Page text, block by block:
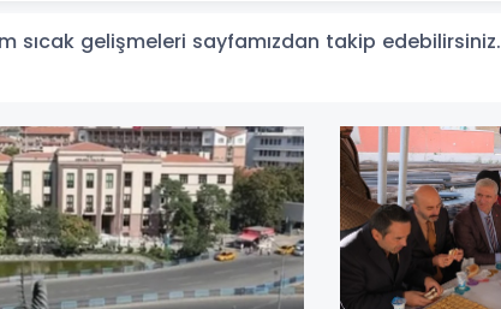
gelişmeleri sayfamızdan takip edebilirsiniz.